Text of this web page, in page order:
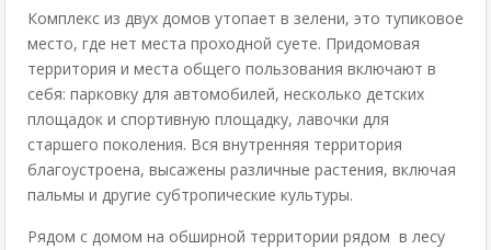
Комплекс из двух домов утопает в зелени, это тупиковое
место, где нет места проходной суете. Придомовая
территория и места общего пользования включают в
себя: парковку для автомобилей, несколько детских
площадок и спортивную площадку, лавочки для
старшего поколения. Вся внутренняя территория
благоустроена, высажены различные растения, включая
пальмы и другие субтропические культуры.
Рядом с домом на обширной территории рядом в лесу